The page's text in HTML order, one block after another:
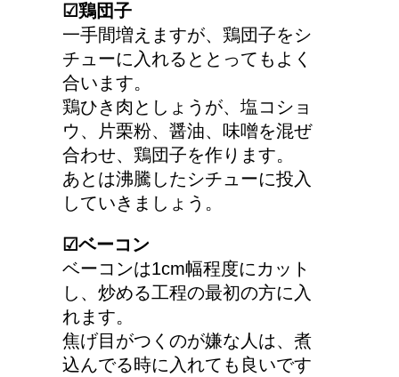
り」？！
日本の徴兵年齢は？
☑︎鶏団子
一手間増えますが、鶏団子をシ
チューに入れるととってもよく
合います。
鶏ひき肉としょうが、塩コショ
ウ、片栗粉、醤油、味噌を混ぜ
合わせ、鶏団子を作ります。
あとは沸騰したシチューに投入
していきましょう。
☑︎ベーコン
ベーコンは1cm幅程度にカット
し、炒める工程の最初の方に入
れます。
焦げ目がつくのが嫌な人は、煮
込んでる時に入れても良いです